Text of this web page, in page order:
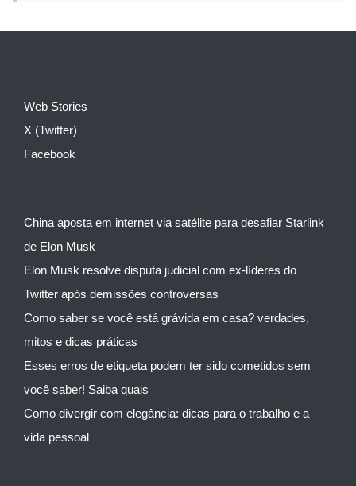
Web Stories
X (Twitter)
Facebook
China aposta em internet via satélite para desafiar Starlink
de Elon Musk
Elon Musk resolve disputa judicial com ex-líderes do
Twitter após demissões controversas
Como saber se você está grávida em casa? verdades,
mitos e dicas práticas
Esses erros de etiqueta podem ter sido cometidos sem
você saber! Saiba quais
Como divergir com elegância: dicas para o trabalho e a
vida pessoal